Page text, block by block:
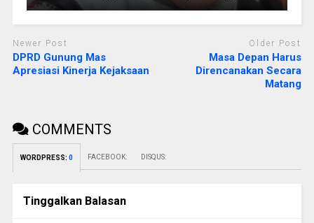
Newer Post
DPRD Gunung Mas
Apresiasi Kinerja Kejaksaan
Older Post
Masa Depan Harus
Direncanakan Secara
Matang
COMMENTS
WORDPRESS: 0 FACEBOOK: DISQUS:
Tinggalkan Balasan